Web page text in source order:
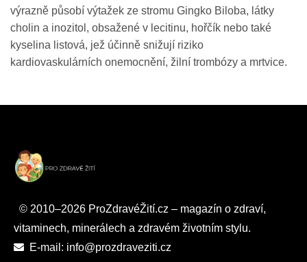
výrazně působí výtažek ze stromu Gingko Biloba, látky
cholin a inozitol, obsažené v lecitinu, hořčík nebo také
kyselina listová, jež účinně snižují riziko
kardiovaskulárních onemocnění, žilní trombózy a mrtvice.
© 2010–2026 ProZdravéŽití.cz – magazín o zdraví,
vitaminech, minerálech a zdravém životním stylu.
E-mail: info@prozdraveziti.cz